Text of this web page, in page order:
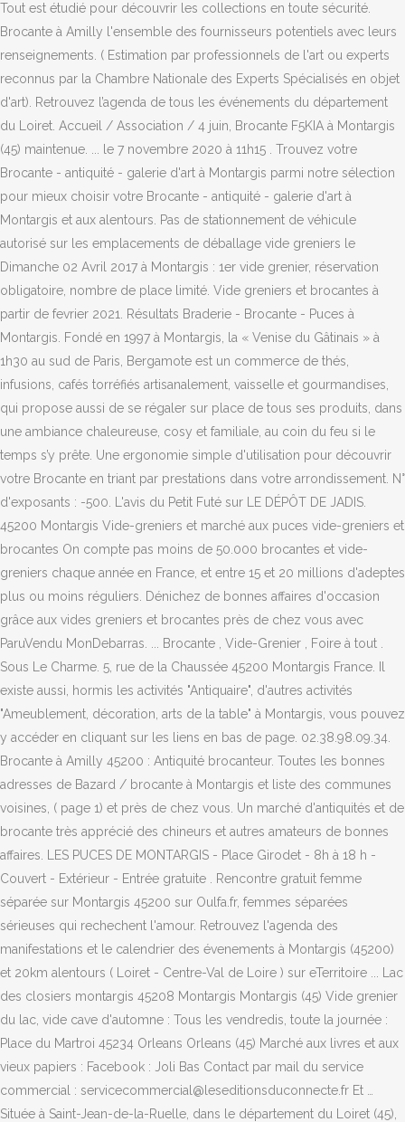
Tout est étudié pour découvrir les collections en toute sécurité.
Brocante à Amilly l'ensemble des fournisseurs potentiels avec leurs
renseignements. ( Estimation par professionnels de l'art ou experts
reconnus par la Chambre Nationale des Experts Spécialisés en objet
d'art). Retrouvez l’agenda de tous les événements du département
du Loiret. Accueil / Association / 4 juin, Brocante F5KIA à Montargis
(45) maintenue. ... le 7 novembre 2020 à 11h15 . Trouvez votre
Brocante - antiquité - galerie d'art à Montargis parmi notre sélection
pour mieux choisir votre Brocante - antiquité - galerie d'art à
Montargis et aux alentours. Pas de stationnement de véhicule
autorisé sur les emplacements de déballage vide greniers le
Dimanche 02 Avril 2017 à Montargis : 1er vide grenier, réservation
obligatoire, nombre de place limité. Vide greniers et brocantes à
partir de fevrier 2021. Résultats Braderie - Brocante - Puces à
Montargis. Fondé en 1997 à Montargis, la « Venise du Gâtinais » à
1h30 au sud de Paris, Bergamote est un commerce de thés,
infusions, cafés torréfiés artisanalement, vaisselle et gourmandises,
qui propose aussi de se régaler sur place de tous ses produits, dans
une ambiance chaleureuse, cosy et familiale, au coin du feu si le
temps s’y prête. Une ergonomie simple d'utilisation pour découvrir
votre Brocante en triant par prestations dans votre arrondissement. N°
d'exposants : -500. L'avis du Petit Futé sur LE DÉPÔT DE JADIS.
45200 Montargis Vide-greniers et marché aux puces vide-greniers et
brocantes On compte pas moins de 50.000 brocantes et vide-
greniers chaque année en France, et entre 15 et 20 millions d'adeptes
plus ou moins réguliers. Dénichez de bonnes affaires d'occasion
grâce aux vides greniers et brocantes près de chez vous avec
ParuVendu MonDebarras. ... Brocante , Vide-Grenier , Foire à tout .
Sous Le Charme. 5, rue de la Chaussée 45200 Montargis France. Il
existe aussi, hormis les activités "Antiquaire", d'autres activités
"Ameublement, décoration, arts de la table" à Montargis, vous pouvez
y accéder en cliquant sur les liens en bas de page. 02.38.98.09.34.
Brocante à Amilly 45200 : Antiquité brocanteur. Toutes les bonnes
adresses de Bazard / brocante à Montargis et liste des communes
voisines, ( page 1) et près de chez vous. Un marché d'antiquités et de
brocante très apprécié des chineurs et autres amateurs de bonnes
affaires. LES PUCES DE MONTARGIS - Place Girodet - 8h à 18 h -
Couvert - Extérieur - Entrée gratuite . Rencontre gratuit femme
séparée sur Montargis 45200 sur Oulfa.fr, femmes séparées
sérieuses qui rechechent l'amour. Retrouvez l'agenda des
manifestations et le calendrier des évenements à Montargis (45200)
et 20km alentours ( Loiret - Centre-Val de Loire ) sur eTerritoire ... Lac
des closiers montargis 45208 Montargis Montargis (45) Vide grenier
du lac, vide cave d'automne : Tous les vendredis, toute la journée :
Place du Martroi 45234 Orleans Orleans (45) Marché aux livres et aux
vieux papiers : Facebook : Joli Bas Contact par mail du service
commercial : servicecommercial@leseditionsduconnecte.fr Et …
Située à Saint-Jean-de-la-Ruelle, dans le département du Loiret (45),